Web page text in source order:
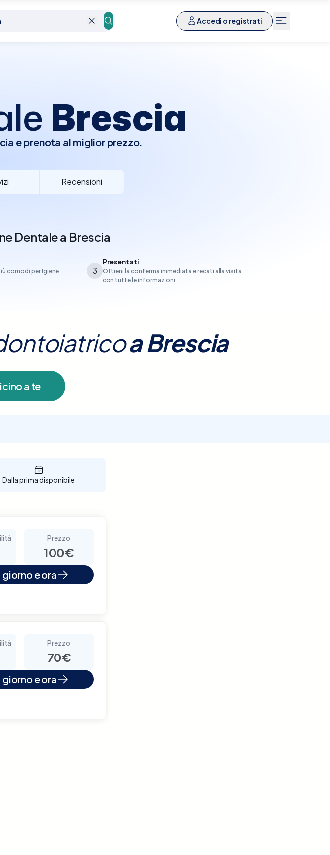
Accedi o registrati
Brescia
e prenota al miglior prezzo.
Recensioni
Dentalea Brescia
comodi per Igiene
3
Presentati
Ottieni la conferma immediata e recati alla visita
con tutte le informazioni
aBrescia
a te
Dalla prima disponibile
Prezzo
100€
e ora
Prezzo
70€
e ora